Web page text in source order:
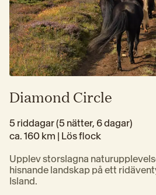
Diamond Circle
5 riddagar (5 nätter, 6 dagar)
ca. 160 km | Lös flock
Upplev storslagna
hisnande landskap på ett
Island.